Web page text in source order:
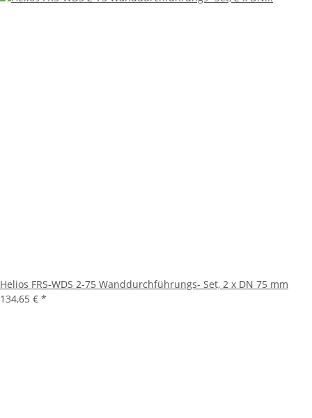
Helios FRS-WDS 2-75 Wanddurchführungs- Set, 2 x DN 75 mm
134,65 € *